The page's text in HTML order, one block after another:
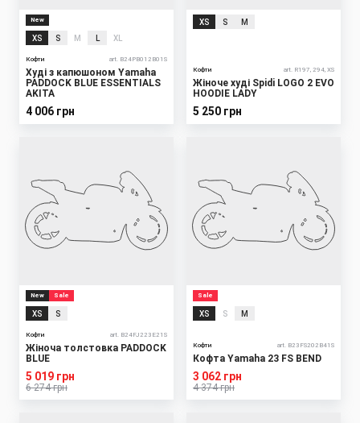
New
XS S M XL
Кофти art. B24PB012B01S
Худі з капюшоном Yamaha
PADDOCK BLUE ESSENTIALS
AKITA
4 006 грн
XS S M
Кофти art. R197, 294, XS
Жіноче худі Spidi LOGO 2 EVO
HOODIE LADY
5 250 грн
New Sale
XS S
Кофти art. B24FJ223E21S
Жіноча толстовка PADDOCK
BLUE
6 274 грн
5 019 грн
Sale
XS S M
Кофти art. B23FS202B41S
Кофта Yamaha 23 FS BEND
4 374 грн
3 062 грн